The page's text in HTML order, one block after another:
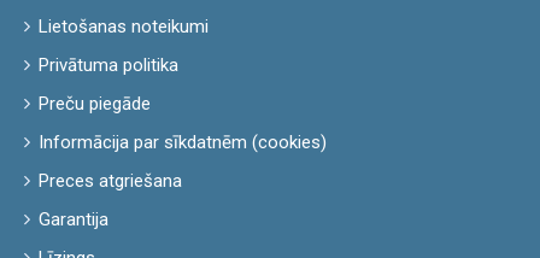
Lietošanas noteikumi
Privātuma politika
Preču piegāde
Informācija par sīkdatnēm (cookies)
Preces atgriešana
Garantija